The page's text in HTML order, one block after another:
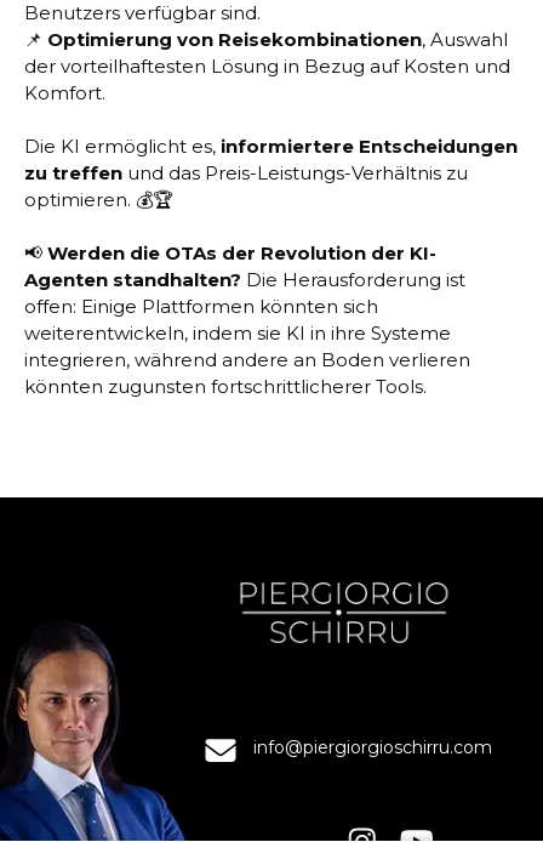
Benutzers verfügbar sind.
📌 Optimierung von Reisekombinationen, Auswahl
der vorteilhaftesten Lösung in Bezug auf Kosten und
Komfort.
Die KI ermöglicht es, informiertere Entscheidungen
zu treffen und das Preis-Leistungs-Verhältnis zu
optimieren. 💰🏆
📢 Werden die OTAs der Revolution der KI-
Agenten standhalten? Die Herausforderung ist
offen: Einige Plattformen könnten sich
weiterentwickeln, indem sie KI in ihre Systeme
integrieren, während andere an Boden verlieren
könnten zugunsten fortschrittlicherer Tools.
info@piergiorgioschirru.com